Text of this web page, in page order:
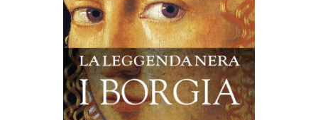
AGGIUNGI AL CARRELLO